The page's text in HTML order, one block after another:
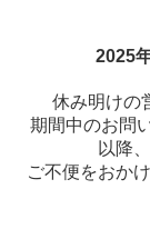
2025
休み明けの
期間中のお問
以降
ご不便をおか